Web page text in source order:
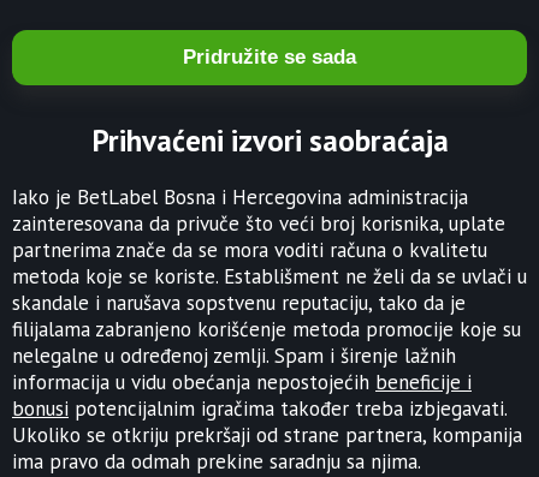
Pridružite se sada
Prihvaćeni izvori saobraćaja
Iako je BetLabel Bosna i Hercegovina administracija
zainteresovana da privuče što veći broj korisnika, uplate
partnerima znače da se mora voditi računa o kvalitetu
metoda koje se koriste. Establišment ne želi da se uvlači u
skandale i narušava sopstvenu reputaciju, tako da je
filijalama zabranjeno korišćenje metoda promocije koje su
nelegalne u određenoj zemlji. Spam i širenje lažnih
informacija u vidu obećanja nepostojećih beneficije i
bonusi potencijalnim igračima također treba izbjegavati.
Ukoliko se otkriju prekršaji od strane partnera, kompanija
ima pravo da odmah prekine saradnju sa njima.